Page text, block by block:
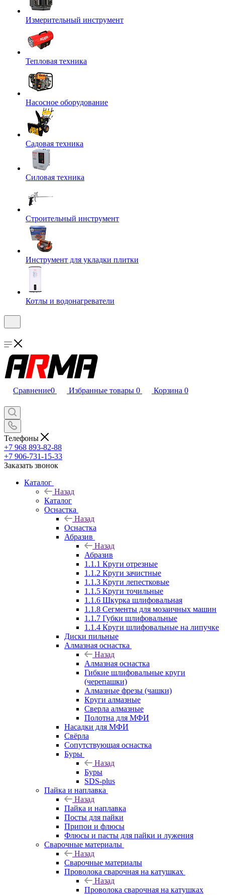
Измерительный инструмент
Тепловая техника
Насосное оборудование
Садовая техника
Силовая техника
Строительный инструмент
Инструмент для укладки плитки
Котлы и водонагреватели
Сравнение0 Избранные товары 0 Корзина 0
Телефоны
+7 968 893-82-88
+7 906-731-15-33
Заказать звонок
Каталог
Назад
Каталог
Оснастка
Назад
Оснастка
Абразив
Назад
Абразив
1.1.1 Круги отрезные
1.1.2 Круги зачистные
1.1.3 Круги лепестковые
1.1.5 Круги точильные
1.1.6 Шкурка шлифовальная
1.1.8 Сегменты для мозаичных машин
1.1.7 Губки шлифовальные
1.1.4 Круги шлифовальные на липучке
Диски пильные
Алмазная оснастка
Назад
Алмазная оснастка
Гибкие шлифовальные круги
(черепашки)
Алмазные фрезы (чашки)
Круги алмазные
Сверла алмазные
Полотна для МФИ
Насадки для МФИ
Свёрла
Сопутствующая оснастка
Буры
Назад
Буры
SDS-plus
Пайка и наплавка
Назад
Пайка и наплавка
Посты для пайки
Припои и флюсы
Флюсы и пасты для пайки и лужения
Сварочные материалы
Назад
Сварочные материалы
Проволока сварочная на катушках
Назад
Проволока сварочная на катушках